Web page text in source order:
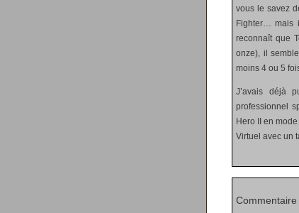
vous le savez
Fighter… mais
reconnaît que
onze), il
moins 4 ou 5
J’avais déjà
professionnel
Hero II en
Virtuel avec un